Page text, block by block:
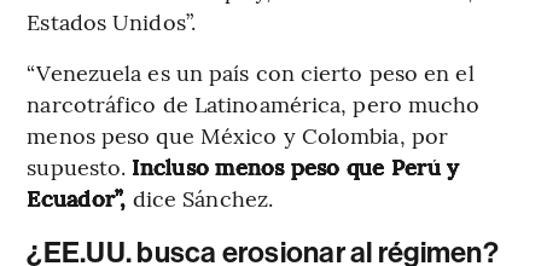
Estados Unidos”.
“Venezuela es un país con cierto peso en el
narcotráfico de Latinoamérica, pero mucho
menos peso que México y Colombia, por
supuesto. Incluso menos peso que Perú y
Ecuador”, dice Sánchez.
¿EE.UU. busca erosionar al régimen?